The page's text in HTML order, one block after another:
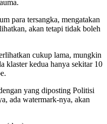
para tersangka, mengatakan
akan tetapi tidak boleh
cukup lama, mungkin
klaster kedua hanya sekitar 10
yang diposting Politisi
ada watermark-nya, akan